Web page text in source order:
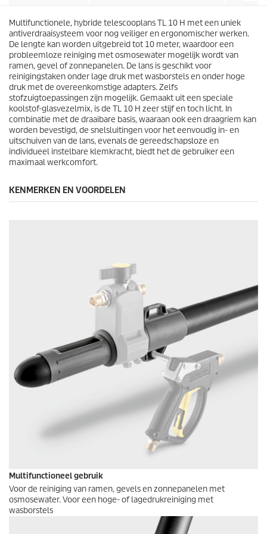
s
n
.
Multifunctionele, hybride telescooplans TL 10 H met een uniek
antiverdraaisysteem voor nog veiliger en ergonomischer werken.
De lengte kan worden uitgebreid tot 10 meter, waardoor een
probleemloze reiniging met osmosewater mogelijk wordt van
ramen, gevel of zonnepanelen. De lans is geschikt voor
reinigingstaken onder lage druk met wasborstels en onder hoge
druk met de overeenkomstige adapters. Zelfs
stofzuigtoepassingen zijn mogelijk. Gemaakt uit een speciale
koolstof-glasvezelmix, is de TL 10 H zeer stijf en toch licht. In
combinatie met de draaibare basis, waaraan ook een draagriem kan
worden bevestigd, de snelsluitingen voor het eenvoudig in- en
uitschuiven van de lans, evenals de gereedschapsloze en
individueel instelbare klemkracht, biedt het de gebruiker een
maximaal werkcomfort.
KENMERKEN EN VOORDELEN
Multifunctioneel gebruik
Voor de reiniging van ramen, gevels en zonnepanelen met
osmosewater. Voor een hoge- of lagedrukreiniging met
wasborstels